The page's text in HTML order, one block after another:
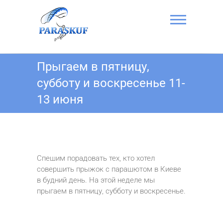
содержимому
Прыжок с
парашютом в
Киеве на
Прыгаем в пятницу,
субботу и воскресенье 11-
13 июня
Спешим порадовать тех, кто хотел
совершить прыжок с парашютом в Киеве
в будний день. На этой неделе мы
прыгаем в пятницу, субботу и воскресенье.